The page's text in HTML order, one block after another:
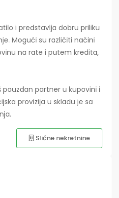
i predstavlja dobru priliku
Mogući su različiti načini
na rate i putem kredita,
partner u kupovini i
provizija u skladu je sa
Slične nekretnine